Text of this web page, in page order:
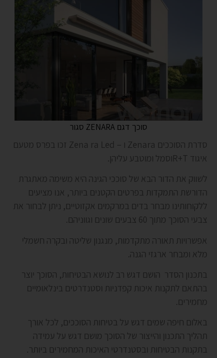
סוכך דגם ZENARA סגור
סדרת הסוככים Zenara ו – Zena ra Led זכו בפרס מטעם
איגוד R+Tוסמל ומוטבע עליהן.
לשווק את הדור הבא של סוככי הגינה היא משימה מאתגרת
הדורשת התמקדות בפרטים הקטנים ביותר, אנו מציעים
ללקוחותינו מבחר בדים במרקמים אקזוטיים, ניתן לבחור את
צבעי הסוכך מתוך 60 צבעים שונים וגווניהם.
אפשרויות תאורה מתקדמות, מנגנון שליטה ובקרה חשמלי
מלא ומבחר ארגזי הגנה.
בתכנון הסדר הושם דגש רב לנושא הבטיחות, הסוכך יוצר
בהתאם לתקנות איכות קפדניות וסטנדרטים בינלאומיים
מחמירים.
באלום חיפה שמים דגש על בטיחות הסוככים, לכל אורך
תהליך התכנון והייצור של הסוכך מושם דגש על עמידה
בתקנות הבטיחות ובסטנדרטי האיכות המחמירים ביותר.